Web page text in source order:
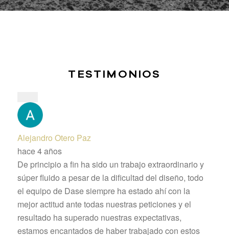
TESTIMONIOS
Alejandro Otero Paz
hace 4 años
De principio a fin ha sido un trabajo extraordinario y
súper fluido a pesar de la dificultad del diseño, todo
el equipo de Dase siempre ha estado ahí con la
mejor actitud ante todas nuestras peticiones y el
resultado ha superado nuestras expectativas,
estamos encantados de haber trabajado con estos